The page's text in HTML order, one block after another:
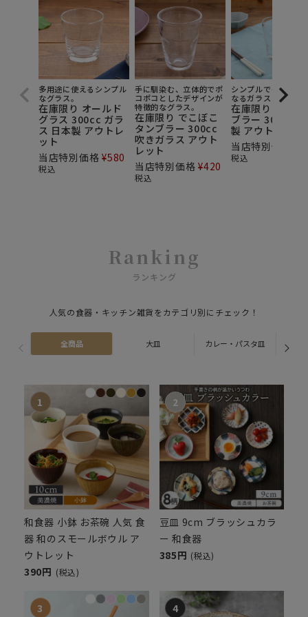
多用途に使えるシンプル
なグラス。
在庫限り オールド
グラス 300cc ガラ
ス 日本製 アウトレ
ット
当店特別価格 ¥580
税込
手に馴染む、立体的でポ
コポコとしたデザインが
特徴的なグラス。
在庫限り でこぼこ
タンブラー 300cc
吹きガラス アウト
レット
当店特別価格 ¥420
税込
シンプルで毎日使い
なるガラスタンブラ
在庫限り 焼酎タ
ブラー 300cc
製 アウトレット
当店特別価格
税込
Ranking
ランキング
人気の食器・キッチン雑貨をカテゴリ別にチェック！
全商品 大皿 カレー・パスタ皿
和食器 小鉢 お茶碗 人気 食
器 和のスモールボウル ア
ウトレット
390円 (税込)
豆皿 9cm ブラッシュカラ
ー 和食器
385円 (税込)